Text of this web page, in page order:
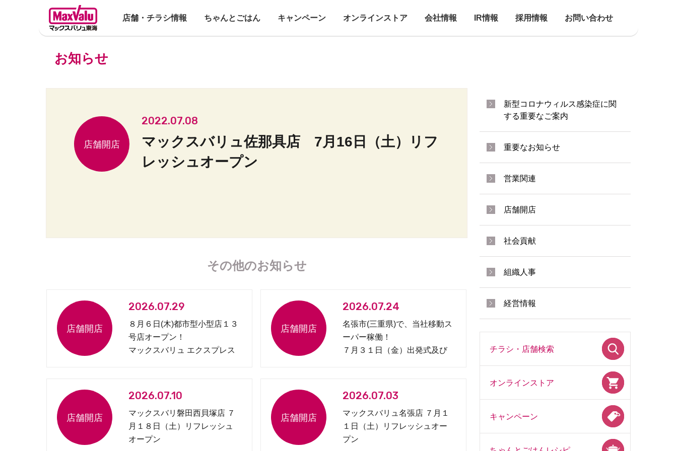
店舗・チラシ情報 ちゃんとごはん キャンペーン オンラインストア 会社情報 IR情報 採用情報 お問い合わせ
お知らせ
2022.07.08
マックスバリュ佐那具店 7月16日（土）リフ
レッシュオープン
その他のお知らせ
2026.07.29
８月６日(木)都市型小型店１３
号店オープン！
マックスバリュ エクスプレス
2026.07.24
名張市(三重県)で、当社移動ス
ーパー稼働！
７月３１日（金）出発式及び
2026.07.10
マックスバリ磐田西貝塚店 ７
月１８日（土）リフレッシュ
オープン
2026.07.03
マックスバリュ名張店 ７月１
１日（土）リフレッシュオー
プン
新型コロナウィルス感染症に関
する重要なご案内
重要なお知らせ
営業関連
店舗開店
社会貢献
組織人事
経営情報
チラシ・店舗検索
オンラインストア
キャンペーン